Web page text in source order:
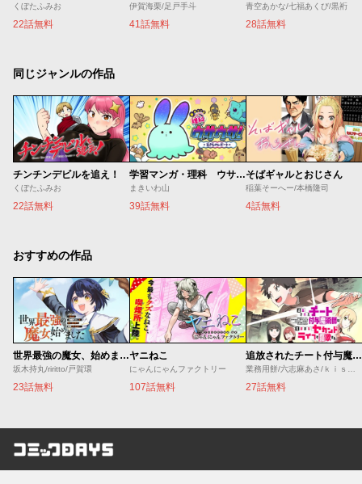
くぼたふみお
22話無料
伊賀海栗/足戸手斗
41話無料
青空あかな/七福あくび/黒裄
28話無料
同じジャンルの作品
チンチンデビルを追え！
くぼたふみお
22話無料
学習マンガ・理科 ウサウサ！
まきいわ山
39話無料
そばギャルとおじさん
稲葉そーへー/本橋隆司
4話無料
おすすめの作品
世界最強の魔女、始めました ～私だけ『攻略サイト』を見れる世界で自由に生きます～
坂木持丸/riritto/戸賀環
23話無料
ヤニねこ
にゃんにゃんファクトリー
107話無料
追放されたチート付与魔術師は気ままなセカンドライフを謳歌する。 ～俺は武器だけじゃなく、あらゆるものに『強化ポイント』を付与できるし、俺の意思でいつでも効果を解除できるけど、残った人たち大丈夫？～
業務用餅/六志麻あさ/ｋｉｓｕｉ
27話無料
コミックDAYS